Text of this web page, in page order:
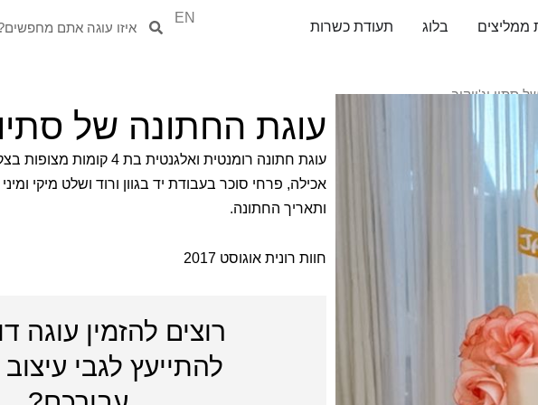
ממליצים בלוג תעודת כשרות
EN חיפושחיפוש
סתיו וג'ייקוב
עוגת החתונה של סתיו
עוגת חתונה רומנטית
אכילה, פרחי סוכר בעבודת יד בגוון ורוד ושלט מיקי
ותאריך החתונה.
חוות רונית אוגוסט 2017
רוצים להזמין עוגה
להתייעץ לגבי